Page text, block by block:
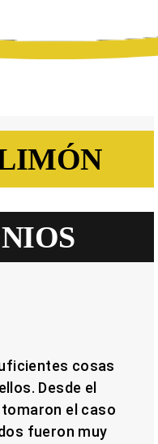
cosas
Desde el
el caso
fueron muy